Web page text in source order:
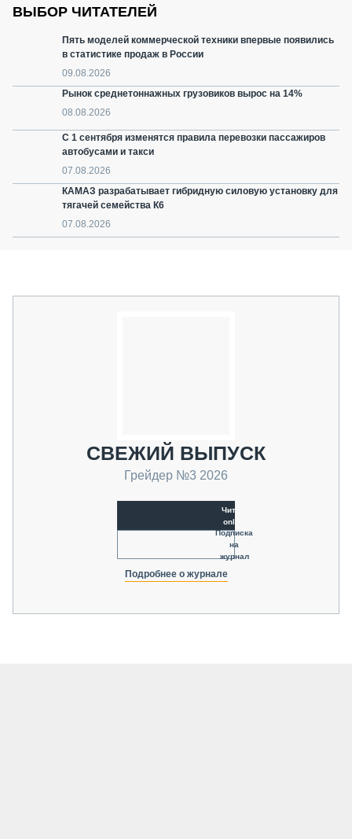
ВЫБОР ЧИТАТЕЛЕЙ
Пять моделей коммерческой техники впервые появились
в статистике продаж в России
09.08.2026
Рынок среднетоннажных грузовиков вырос на 14%
08.08.2026
С 1 сентября изменятся правила перевозки пассажиров
автобусами и такси
07.08.2026
КАМАЗ разрабатывает гибридную силовую установку для
тягачей семейства К6
07.08.2026
СВЕЖИЙ ВЫПУСК
Грейдер №3 2026
Читать
online
Подписка
на
журнал
Подробнее о журнале